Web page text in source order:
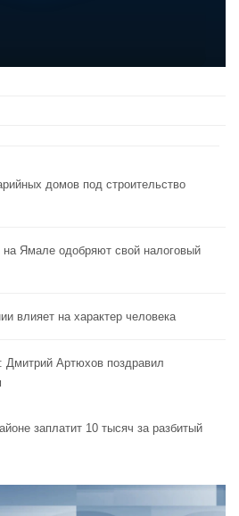
домов под строительство
Ямале одобряют свой налоговый
влияет на характер человека
Дмитрий Артюхов поздравил
заплатит 10 тысяч за разбитый